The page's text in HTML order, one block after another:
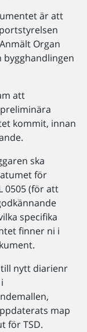
är att
Organ
bygghandlingen
att
kommit, innan
ska
för
0505 (för att
specifika
finner ni i
nytt diarienr
map
för TSD.